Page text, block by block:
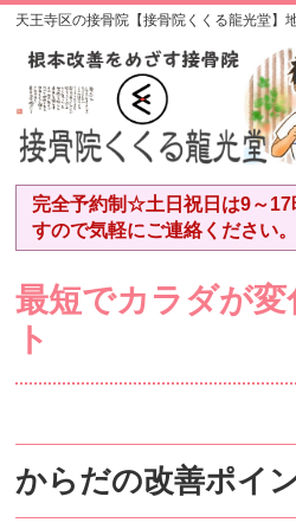
天王寺区の接骨院【接骨院くくる龍光堂】
完全予約制☆土日祝日は9～17
すので気軽にご連絡ください。
最短でカラダが
ト
からだの改善ポイ